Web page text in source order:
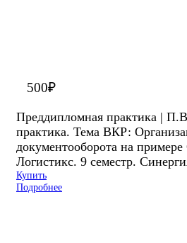
500₽
Преддипломная практика |
практика. Тема ВКР:
документооборота на
Логистикс. 9 семестр.
Купить
Подробнее